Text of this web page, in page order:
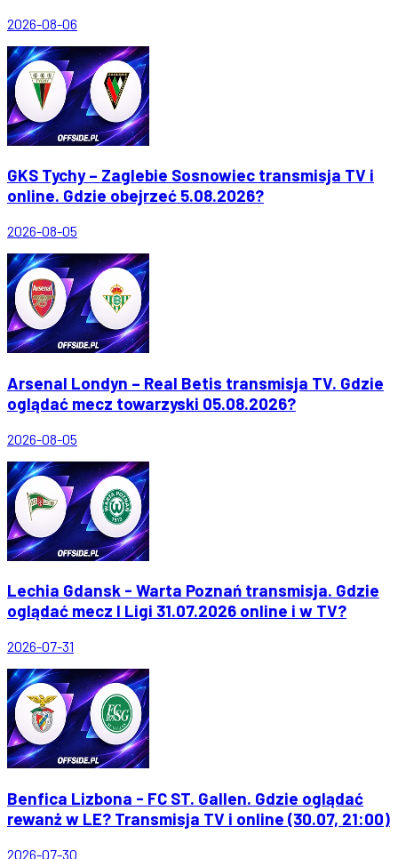
2026-08-06
GKS Tychy – Zaglebie Sosnowiec transmisja TV i
online. Gdzie obejrzeć 5.08.2026?
2026-08-05
Arsenal Londyn – Real Betis transmisja TV. Gdzie
oglądać mecz towarzyski 05.08.2026?
2026-08-05
Lechia Gdansk - Warta Poznań transmisja. Gdzie
oglądać mecz I Ligi 31.07.2026 online i w TV?
2026-07-31
Benfica Lizbona - FC ST. Gallen. Gdzie oglądać
rewanż w LE? Transmisja TV i online (30.07, 21:00)
2026-07-30